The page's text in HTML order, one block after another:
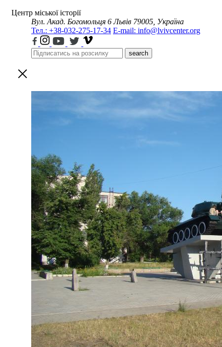
Центр міської історії
Вул. Акад. Богомольця 6 Львів 79005, Україна
Тел.: +38-032-275-17-34 E-mail: info@lvivcenter.org
search